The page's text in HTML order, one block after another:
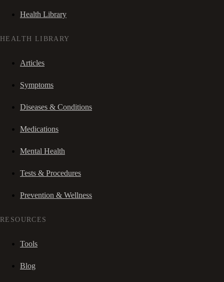
Health Library
HEALTH LIBRARY
Articles
Symptoms
Diseases & Conditions
Medications
Mental Health
Tests & Procedures
Prevention & Wellness
RESOURCES
Tools
Blog